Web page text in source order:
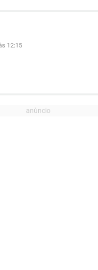
12:15